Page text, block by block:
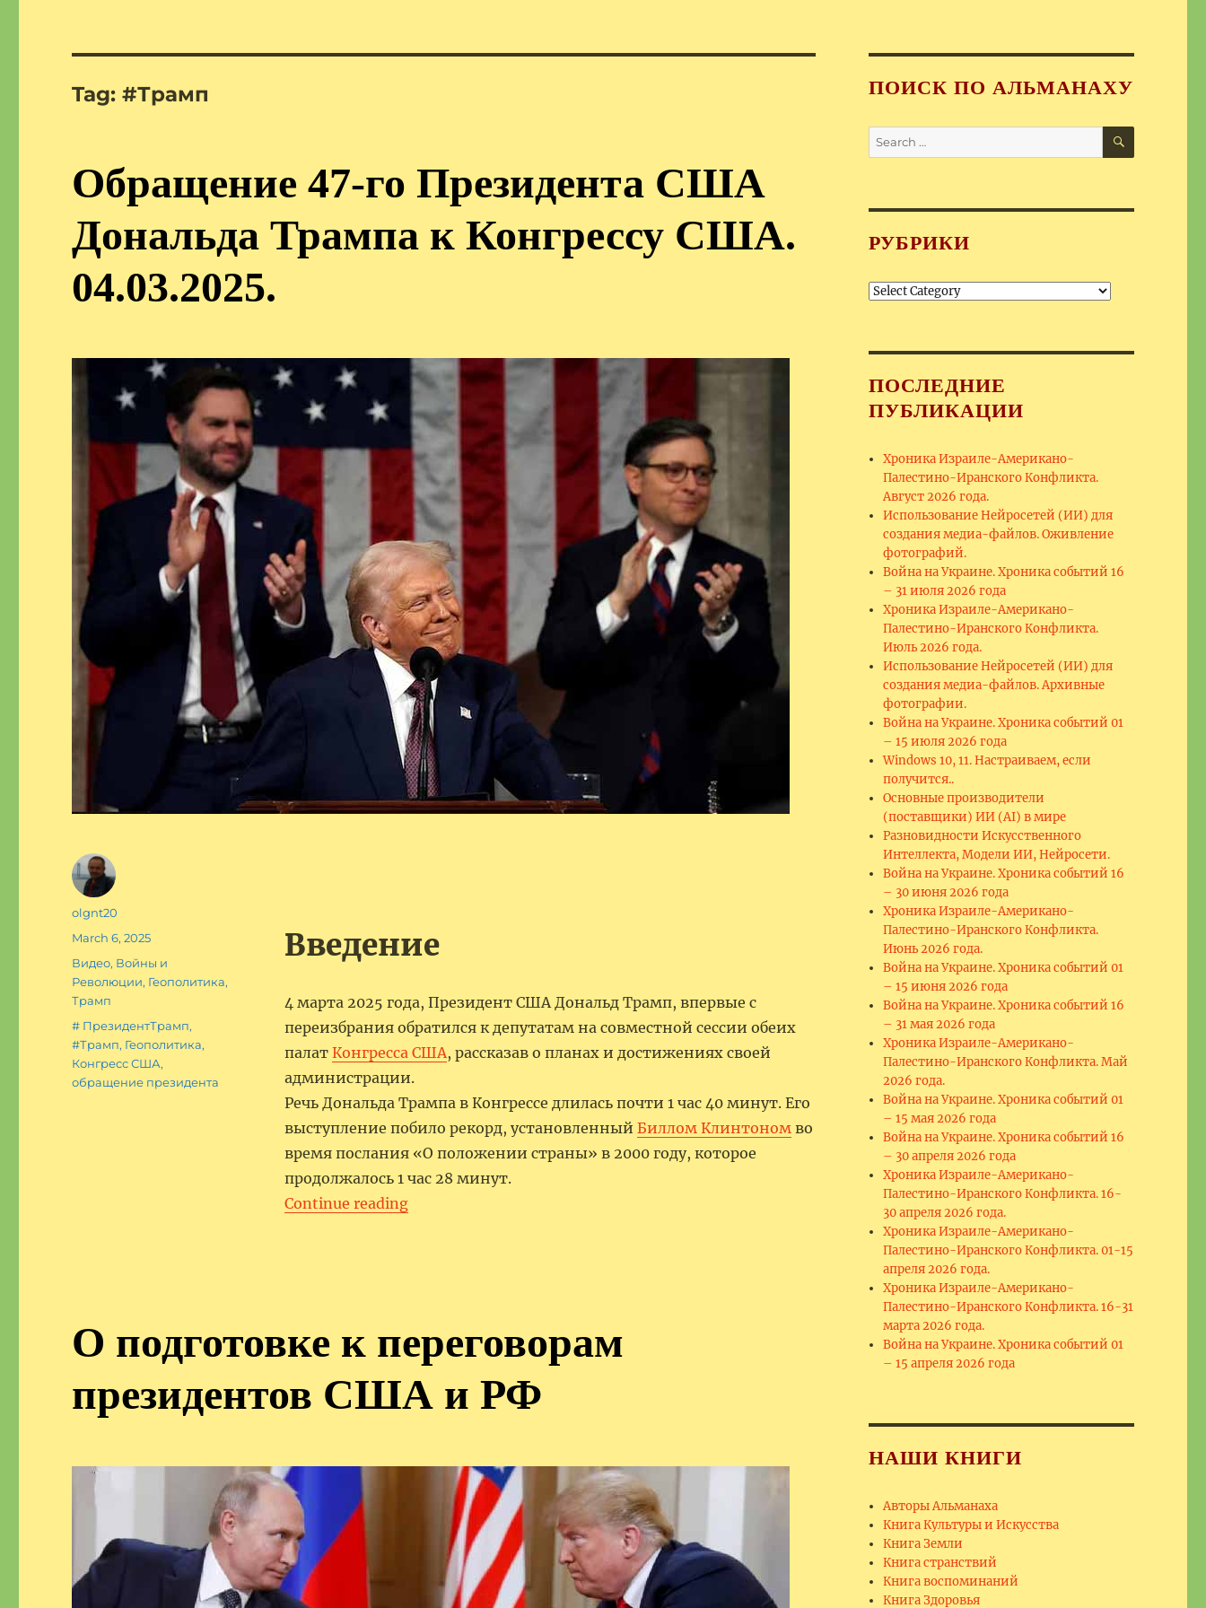
Tag:#Трамп
Обращение 47-го Президента США
Дональда Трампа к Конгрессу США.
04.03.2025.
Введение
4 марта 2025 года, Президент США Дональд Трамп, впервые с
переизбрания обратился к депутатам на совместной сессии обеих
палат Конгресса США, рассказав о планах и достижениях своей
администрации.
Речь Дональда Трампа в Конгрессе длилась почти 1 час 40 минут. Его
выступление побило рекорд, установленный Биллом Клинтономво
время послания «О положении страны» в 2000 году, которое
продолжалось 1 час 28 минут.
Continue reading“Обращение 47-го Президента США Дональда Трампа к Конгрессу США. 04.03.2025.”
Author
olgnt20
Posted
on
March 6, 2025
Categories
Видео, Войны и
Революции, Геополитика,
Трамп
Tags
# ПрезидентТрамп,
#Трамп, Геополитика,
Конгресс США,
обращение президента
О подготовке к переговорам
президентов США и РФ
ПОИСК ПО АЛЬМАНАХУ
Search
for:
SEARCH
РУБРИКИ
Рубрики
ПОСЛЕДНИЕ
ПУБЛИКАЦИИ
Хроника Израиле-Американо-
Палестино-Иранского Конфликта.
Август 2026 года.
Использование Нейросетей (ИИ) для
создания медиа-файлов. Оживление
фотографий.
Война на Украине. Хроника событий 16
– 31 июля 2026 года
Хроника Израиле-Американо-
Палестино-Иранского Конфликта.
Июль 2026 года.
Использование Нейросетей (ИИ) для
создания медиа-файлов. Архивные
фотографии.
Война на Украине. Хроника событий 01
– 15 июля 2026 года
Windows 10, 11. Настраиваем, если
получится..
Основные производители
(поставщики) ИИ (AI) в мире
Разновидности Искусственного
Интеллекта, Модели ИИ, Нейросети.
Война на Украине. Хроника событий 16
– 30 июня 2026 года
Хроника Израиле-Американо-
Палестино-Иранского Конфликта.
Июнь 2026 года.
Война на Украине. Хроника событий 01
– 15 июня 2026 года
Война на Украине. Хроника событий 16
– 31 мая 2026 года
Хроника Израиле-Американо-
Палестино-Иранского Конфликта. Май
2026 года.
Война на Украине. Хроника событий 01
– 15 мая 2026 года
Война на Украине. Хроника событий 16
– 30 апреля 2026 года
Хроника Израиле-Американо-
Палестино-Иранского Конфликта. 16-
30 апреля 2026 года.
Хроника Израиле-Американо-
Палестино-Иранского Конфликта. 01-15
апреля 2026 года.
Хроника Израиле-Американо-
Палестино-Иранского Конфликта. 16-31
марта 2026 года.
Война на Украине. Хроника событий 01
– 15 апреля 2026 года
НАШИ КНИГИ
Авторы Альманаха
Книга Культуры и Искусства
Книга Земли
Книга странствий
Книга воспоминаний
Книга Здоровья